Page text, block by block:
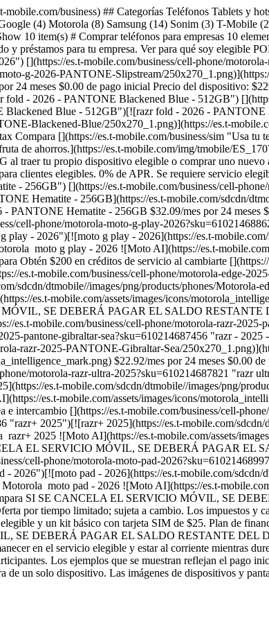
business) ## Categorías Teléfonos Tablets y
(4) Motorola (8) Samsung (14) Sonim (3) T-Mobile
10 item(s) # Comprar teléfonos para empresas 10
y préstamos para tu empresa. Ver para qué soy elegible
[](https://es.t-mobile.com/business/cell-phone/
g-2026-PANTONE-Slipstream/
24 meses $0.00 de pago inicial Precio del dispositivo:
- 2026 - PANTONE Blackened Blue - 512GB")
Blue - 512GB")[![razr fold - 2026 -
Blackened-Blue/250x270_1.png)](https://es.t-
Compara [](https://es.t-mobile.com/business/sim "Usa tu
de ahorros.](https://es.t-mobile.com/img/tmobile/
al traer tu propio dispositivo elegible o comprar uno
elegibles. 0% de APR. Se requiere servicio
- 256GB") [](https://es.t-mobile.com/business/cell-
Hematite - 256GB](https://es.t-mobile.com/sdcdn/
Hematite - 256GB $32.09/mes por 24 meses
cell-phone/motorola-moto-g-play-
- 2026")[![moto g play - 2026](https://es.t-
moto g play - 2026 ![Moto AI](https://es.t-
Obtén $200 en créditos de servicio al cambiarte
es.t-mobile.com/business/cell-phone/motorola-edge-
sdcdn/dtmobile//images/png/products/phones/Motorola-
es.t-mobile.com/assets/images/icons/
SE DEBERÁ PAGAR EL SALDO RESTANTE
es.t-mobile.com/business/cell-phone/motorola-razr-
pantone-gibraltar-sea?sku=610214687456 "razr -
razr-2025-PANTONE-Gibraltar-Sea/
$22.92/mes por 24 meses $0.00
motorola-razr-ultra-2025?sku=610214687821 "razr
es.t-mobile.com/sdcdn/dtmobile//images/png/
es.t-mobile.com/assets/images/icons/
intercambio [](https://es.t-mobile.com/business/cell-
"razr+ 2025")[![razr+ 2025](https://es.t-mobile.com/
2025 ![Moto AI](https://es.t-mobile.com/assets/
EL SERVICIO MÓVIL, SE DEBERÁ PAGAR EL
cell-phone/motorola-moto-pad-
2026")[![moto pad - 2026](https://es.t-mobile.com/
moto pad - 2026 ![Moto AI](https://es.t-
SI SE CANCELA EL SERVICIO MÓVIL, SE
por tiempo limitado; sujeta a cambio. Los impuestos y
y un kit básico con tarjeta SIM de $25. Plan de
SE DEBERÁ PAGAR EL SALDO RESTANTE DEL
en el servicio elegible y estar al corriente mientras
Los ejemplos que se muestran reflejan el pago
un solo dispositivo. Las imágenes de dispositivos y